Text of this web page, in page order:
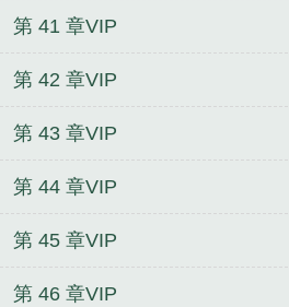
第 41 章VIP
第 42 章VIP
第 43 章VIP
第 44 章VIP
第 45 章VIP
第 46 章VIP